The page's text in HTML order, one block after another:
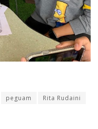
peguam
Rita Rudaini